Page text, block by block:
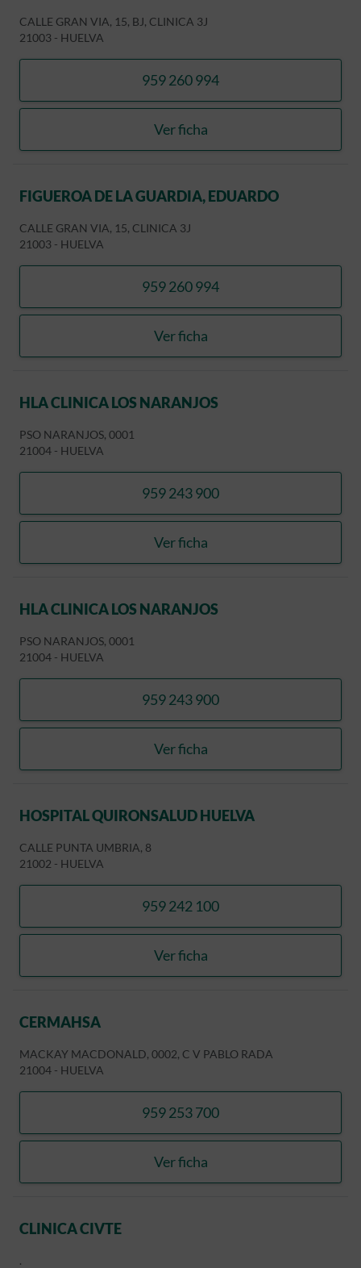
CALLE GRAN VIA, 15, BJ, CLINICA 3J
21003 - HUELVA
959 260 994
llamar ANTON LILLO, JOSE
Ver ficha
ANTON LILLO, JOSE
FIGUEROA DE LA GUARDIA, EDUARDO
CALLE GRAN VIA, 15, CLINICA 3J
21003 - HUELVA
959 260 994
llamar FIGUEROA DE LA
Ver ficha
FIGUEROA DE LA
HLA CLINICA LOS NARANJOS
PSO NARANJOS, 0001
21004 - HUELVA
959 243 900
llamar HLA CLINICA LOS
Ver ficha
HLA CLINICA LOS
HLA CLINICA LOS NARANJOS
PSO NARANJOS, 0001
21004 - HUELVA
959 243 900
llamar HLA CLINICA LOS
Ver ficha
HLA CLINICA LOS
HOSPITAL QUIRONSALUD HUELVA
CALLE PUNTA UMBRIA, 8
21002 - HUELVA
959 242 100
llamar HOSPITAL
Ver ficha
HOSPITAL QUIRONSALUD
CERMAHSA
MACKAY MACDONALD, 0002, C V PABLO RADA
21004 - HUELVA
959 253 700
llamar CERMAHSA
Ver ficha
CERMAHSA
CLINICA CIVTE
.